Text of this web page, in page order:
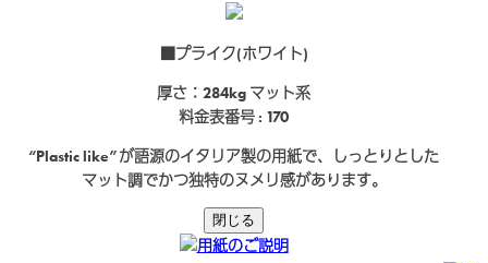
■プライク(ホワイト)
厚さ：284kg マット系
料金表番号 : 170
“Plastic like”が語源のイタリア製の用紙で、しっとりとした
マット調でかつ独特のヌメリ感があります。
閉じる
用紙のご説明